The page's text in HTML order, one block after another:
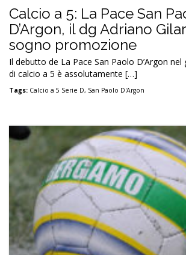
Calcio a 5: La Pace San
D’Argon, il dg Adriano
sogno promozione
Il debutto de La Pace San Paolo D’Argon nel
di calcio a 5 è assolutamente […]
Tags: Calcio a 5 Serie D, San Paolo D'Argon